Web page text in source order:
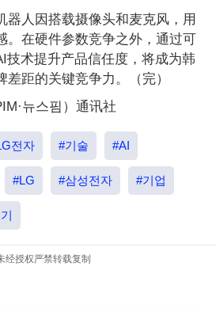
器人因搭载摄像头和麦克风，用
。在硬件参数竞争之外，通过可
技术提升产品信任度，将成为韩
距的关键竞争力。（完）
뉴스핌）通讯社
전자 #기술 #AI
#LG #삼성전자 #기업
经授权严禁转载复制